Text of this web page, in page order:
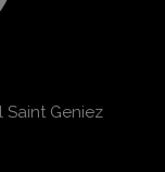
Saint Geniez